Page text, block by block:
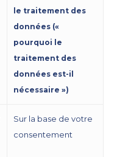
le traitement des
données («
pourquoi le
traitement des
données est-il
nécessaire »)
Sur la base de votre
consentement